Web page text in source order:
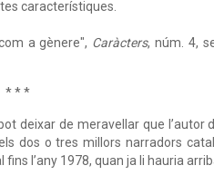
característiques.
a gènere", Caràcters, núm. 4,
* * *
deixar de meravellar que l’autor
dos o tres millors narradors
l’any 1978, quan ja li hauria